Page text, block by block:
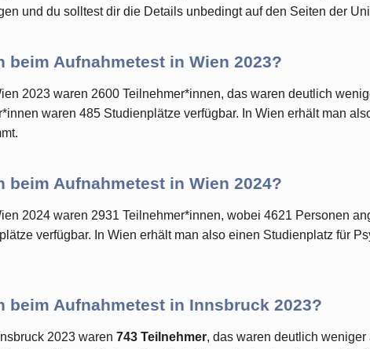
und du solltest dir die Details unbedingt auf den Seiten der
beim Aufnahmetest in Wien 2023?
2023 waren 2600 Teilnehmer*innen, das waren deutlich
waren 485 Studienplätze verfügbar. In Wien erhält man
beim Aufnahmetest in Wien 2024?
2024 waren 2931 Teilnehmer*innen, wobei 4621 Personen
verfügbar. In Wien erhält man also einen Studienplatz für
beim Aufnahmetest in Innsbruck 2023?
2023 waren 743 Teilnehmer, das waren deutlich